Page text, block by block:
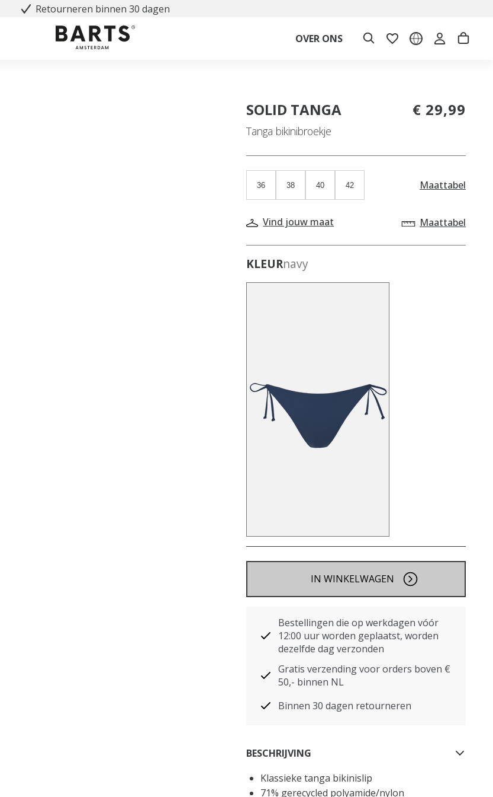
Retourneren binnen 30 dagen
OVER ONS
SOLID TANGA
Tanga bikinibroekje
€ 29,99
36 38 40 42 Maattabel
Vind jouw maat Maattabel
KLEURnavy
IN WINKELWAGEN
Bestellingen die op werkdagen vóór
12:00 uur worden geplaatst, worden
dezelfde dag verzonden
Gratis verzending voor orders boven €
50,- binnen NL
Binnen 30 dagen retourneren
BESCHRIJVING
Klassieke tanga bikinislip
71% gerecycled polyamide/nylon